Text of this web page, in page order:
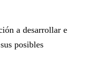
a desarrollar e
posibles